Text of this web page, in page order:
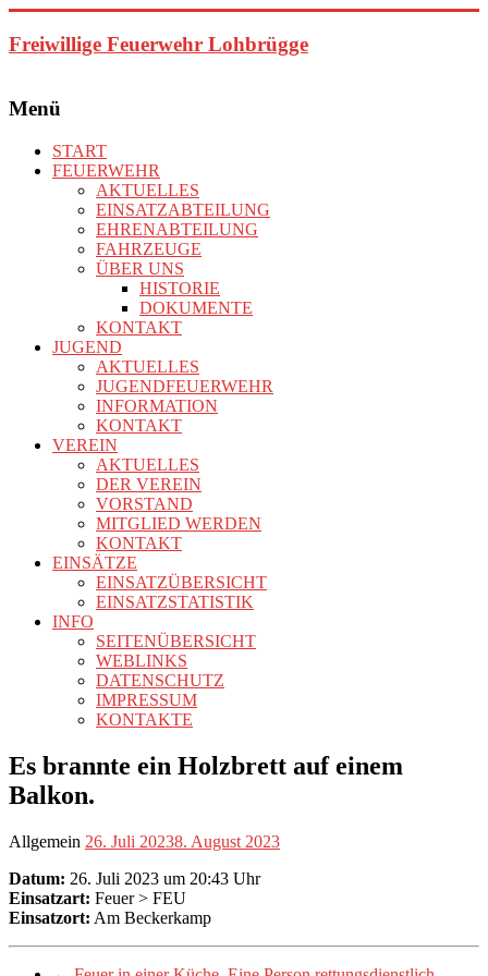
Inhalt
springen
Freiwillige Feuerwehr Lohbrügge
Menü
START
FEUERWEHR
AKTUELLES
EINSATZABTEILUNG
EHRENABTEILUNG
FAHRZEUGE
ÜBER UNS
HISTORIE
DOKUMENTE
KONTAKT
JUGEND
AKTUELLES
JUGENDFEUERWEHR
INFORMATION
KONTAKT
VEREIN
AKTUELLES
DER VEREIN
VORSTAND
MITGLIED WERDEN
KONTAKT
EINSÄTZE
EINSATZÜBERSICHT
EINSATZSTATISTIK
INFO
SEITENÜBERSICHT
WEBLINKS
DATENSCHUTZ
IMPRESSUM
KONTAKTE
Es brannte ein Holzbrett auf einem
Balkon.
Allgemein 26. Juli 20238. August 2023
Datum: 26. Juli 2023 um 20:43 Uhr
Einsatzart: Feuer > FEU
Einsatzort: Am Beckerkamp